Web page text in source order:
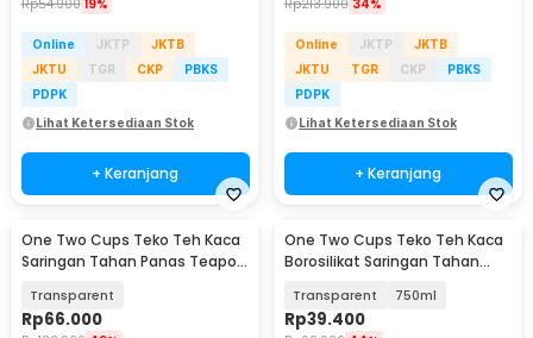
Rp54.900 19%
Online JKTP
JKTB
JKTU
TGR CKP
PBKS
PDPK
Lihat Ketersediaan Stok
+ Keranjang
Rp213.900 34%
Online JKTP
JKTB
JKTU
TGR CKP
PBKS
PDPK
Lihat Ketersediaan Stok
+ Keranjang
One Two Cups Teko Teh Kaca
Saringan Tahan Panas Teapot
Transparent
Rp66.000
One Two Cups Teko Teh Kaca
Borosilikat Saringan Tahan
Transparent 750ml
Rp39.400